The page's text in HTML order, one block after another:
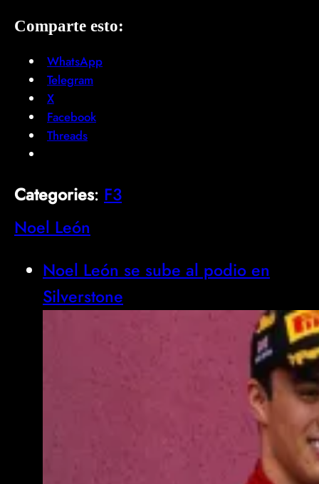
Comparte esto:
WhatsApp
Telegram
X
Facebook
Threads
Categories: F3
Noel León
Noel León se sube al podio en
Silverstone